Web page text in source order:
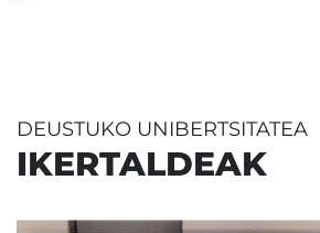
DEUSTUKO UNIBERTSITATEA
IKERTALDEAK